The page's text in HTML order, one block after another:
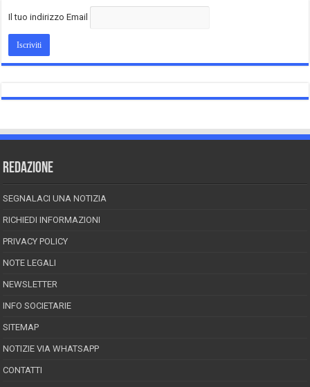
Il tuo indirizzo Email
REDAZIONE
SEGNALACI UNA NOTIZIA
RICHIEDI INFORMAZIONI
PRIVACY POLICY
NOTE LEGALI
NEWSLETTER
INFO SOCIETARIE
SITEMAP
NOTIZIE VIA WHATSAPP
CONTATTI